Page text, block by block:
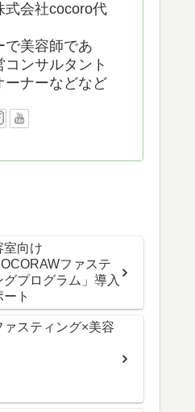
式会社cocoro代
で美容師であ
コンサルタント
ーナーなどなど
室向け
ファステ
グプログラム」導入
ート
ァスティング×美容